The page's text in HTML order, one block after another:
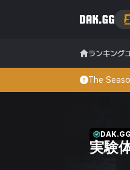
ランキング
The
DAK.GG
実験